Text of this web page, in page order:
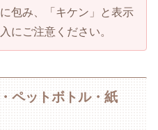
包み、「キケン」と表示
にご注意ください。
ペットボトル・紙